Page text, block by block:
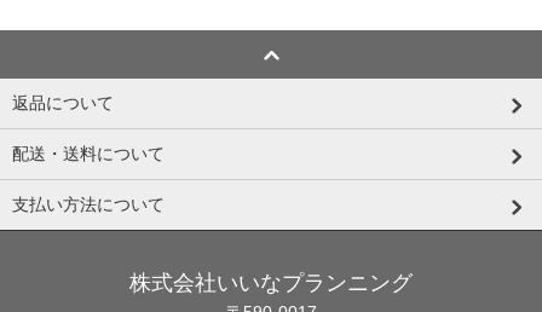
返品について
配送・送料について
支払い方法について
株式会社いいなプランニング